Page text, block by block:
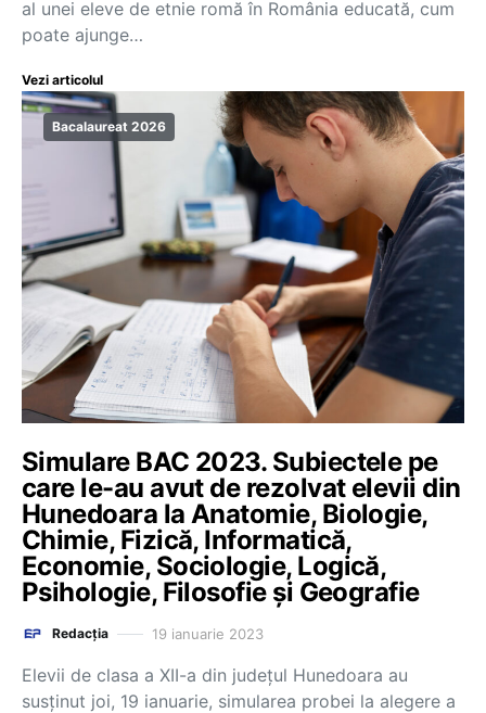
al unei eleve de etnie romă în România educată, cum
poate ajunge…
Vezi articolul
Bacalaureat 2026
Simulare BAC 2023. Subiectele pe
care le-au avut de rezolvat elevii din
Hunedoara la Anatomie, Biologie,
Chimie, Fizică, Informatică,
Economie, Sociologie, Logică,
Psihologie, Filosofie și Geografie
Redacția 19 ianuarie 2023
Elevii de clasa a XII-a din județul Hunedoara au
susținut joi, 19 ianuarie, simularea probei la alegere a